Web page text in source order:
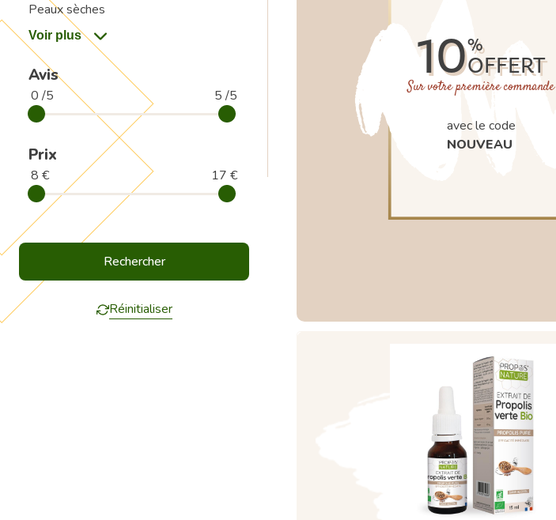
Peaux sèches
Avis
0 /5 5 /5
Prix
8 € 17 €
Réinitialiser
10%
OFFERT
Sur votre première commande
avec le code
NOUVEAU